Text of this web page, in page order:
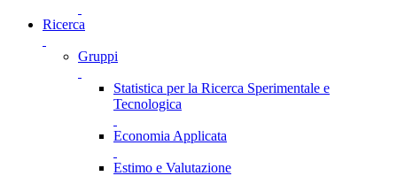
Ricerca
Gruppi
Statistica per la Ricerca Sperimentale e
Tecnologica
Economia Applicata
Estimo e Valutazione